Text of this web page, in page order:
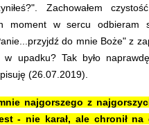
Zachowałem
moment w sercu odbieram
do mnie Boże" z
w upadku? Tak było
(26.07.2019).
najgorszego z
- nie karał, ale chronił na